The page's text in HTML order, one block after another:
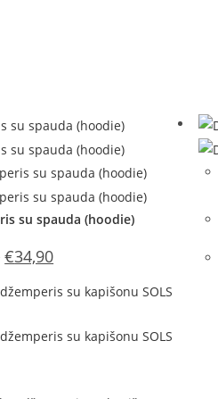
su spauda (hoodie)
Original
price
€41,10.
€34,90Current
price
€34,90.